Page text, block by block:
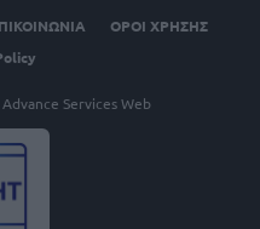
ΟΡΟΙ ΧΡΗΣΗΣ
Advance Services Web